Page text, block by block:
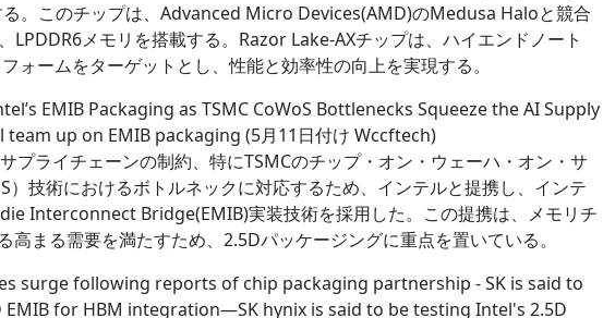
。このチップは、Advanced Micro Devices(AMD)のMedusa Haloと競合
LPDDR6メモリを搭載する。Razor Lake-AXチップは、ハイエンドノート
ォームをターゲットとし、性能と効率性の向上を実現する。
EMIB Packaging as TSMC CoWoS Bottlenecks Squeeze the AI Supply
up on EMIB packaging (5月11日付け Wccftech)
プライチェーンの制約、特にTSMCのチップ・オン・ウェーハ・オン・サ
）技術におけるボトルネックに対応するため、インテルと提携し、インテ
Interconnect Bridge(EMIB)実装技術を採用した。この提携は、メモリチ
高まる需要を満たすため、2.5Dパッケージングに重点を置いている。
surge following reports of chip packaging partnership - SK is said to
for HBM integration―SK hynix is said to be testing Intel's 2.5D